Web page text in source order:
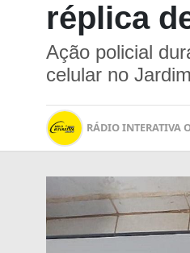
réplica
Ação policial
celular no
RÁDIO INTERATIVA